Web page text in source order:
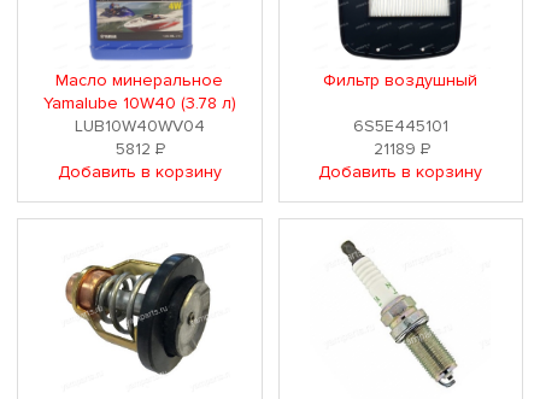
Масло минеральное
Yamalube 10W40 (3.78 л)
LUB10W40WV04
5812Р
Добавить в корзину
Фильтр воздушный
6S5E445101
21189 Р
Добавить в корзину